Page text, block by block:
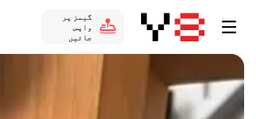
گیمز پر
واپس
جائیں